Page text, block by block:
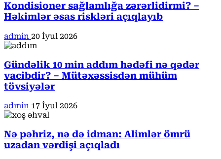
Kondisioner sağlamlığa zərərlidirmi? –
Həkimlər əsas riskləri açıqlayıb
admin 20 İyul 2026
Gündəlik 10 min addım hədəfi nə qədər
vacibdir? – Mütəxəssisdən mühüm
tövsiyələr
admin 17 İyul 2026
Nə pəhriz, nə də idman: Alimlər ömrü
uzadan vərdişi açıqladı